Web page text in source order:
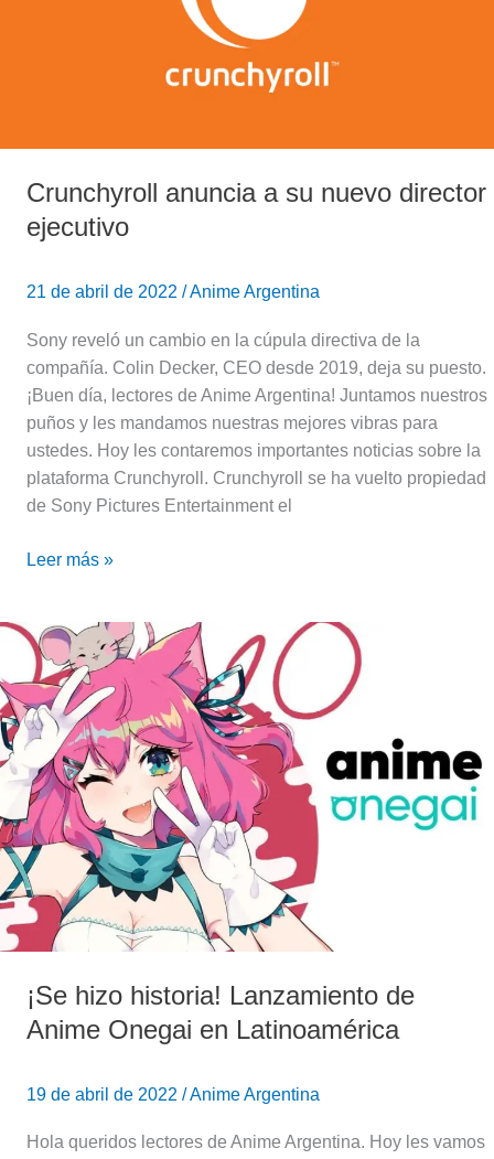
Crunchyroll anuncia a su nuevo director
ejecutivo
21 de abril de 2022 /Anime Argentina
Sony reveló un cambio en la cúpula directiva de la
compañía. Colin Decker, CEO desde 2019, deja su puesto.
¡Buen día, lectores de Anime Argentina! Juntamos nuestros
puños y les mandamos nuestras mejores vibras para
ustedes. Hoy les contaremos importantes noticias sobre la
plataforma Crunchyroll. Crunchyroll se ha vuelto propiedad
de Sony Pictures Entertainment el
Leer más »
¡Se hizo historia! Lanzamiento de
Anime Onegai en Latinoamérica
19 de abril de 2022 /Anime Argentina
Hola queridos lectores de Anime Argentina. Hoy les vamos
¡Se
hizo
historia!
Lanzamiento
de
Anime
Onegai
en
Latinoamérica